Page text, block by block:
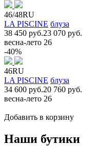
46/48RU
LA PISCINE блуза
38 450 руб.23 070 руб.
весна-лето 26
-40%
46RU
LA PISCINE блуза
34 600 руб.20 760 руб.
весна-лето 26
Добавить в корзину
Наши бутики